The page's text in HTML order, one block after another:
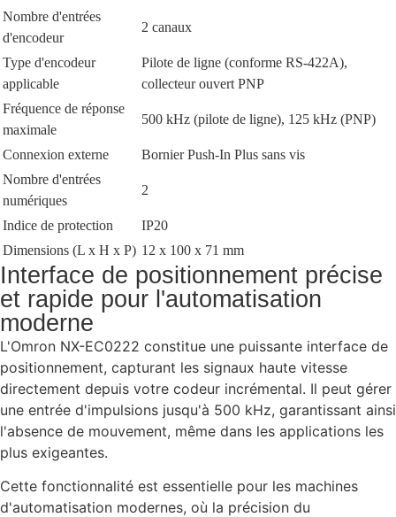
Nombre d'entrées
d'encodeur
2 canaux
Type d'encodeur
applicable
Pilote de ligne (conforme RS-422A),
collecteur ouvert PNP
Fréquence de réponse
maximale
500 kHz (pilote de ligne), 125 kHz (PNP)
Connexion externe
Bornier Push-In Plus sans vis
Nombre d'entrées
numériques
2
Indice de protection
IP20
Dimensions (L x H x P) 12 x 100 x 71 mm
Interface de positionnement précise
et rapide pour l'automatisation
moderne
L'Omron NX-EC0222 constitue une puissante interface de
positionnement, capturant les signaux haute vitesse
directement depuis votre codeur incrémental. Il peut gérer
une entrée d'impulsions jusqu'à 500 kHz, garantissant ainsi
l'absence de mouvement, même dans les applications les
plus exigeantes.
Cette fonctionnalité est essentielle pour les machines
d'automatisation modernes, où la précision du